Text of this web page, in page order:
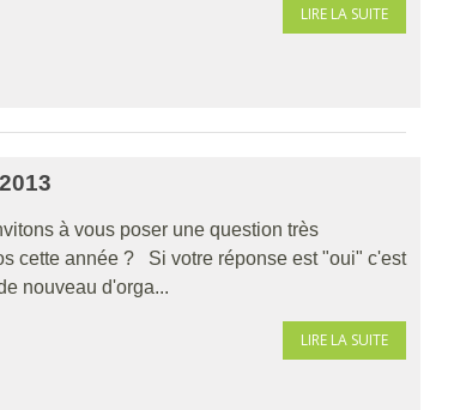
LIRE LA SUITE
à vous poser une question très
cette année ? Si votre réponse est "oui" c'est
nouveau d'orga...
LIRE LA SUITE